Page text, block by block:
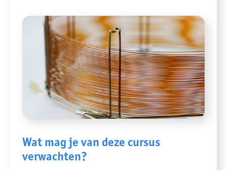
Wat mag je van deze cursus
verwachten?